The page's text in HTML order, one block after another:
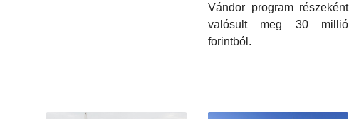
Vándor program részeként
valósult meg 30 millió
forintból.